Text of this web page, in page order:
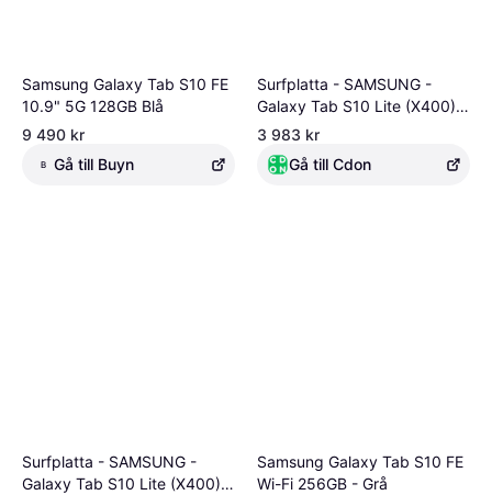
Samsung Galaxy Tab S10 FE
10.9" 5G 128GB Blå
9 490 kr
B Gå till Buyn
Surfplatta - SAMSUNG -
Galaxy Tab S10 Lite (X400) -
6 GB RAM - 128 GB - 10,9
3 983 kr
Gå till Cdon
Surfplatta - SAMSUNG -
Galaxy Tab S10 Lite (X400) -
Samsung Galaxy Tab S10 FE
Wi-Fi 256GB - Grå